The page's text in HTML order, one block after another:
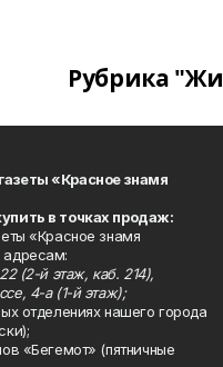
Рубрика
«Красное знамя
в точках продаж:
«Красное знамя
адресам:
(2-й этаж, каб. 214),
4-а (1-й этаж);
отделениях нашего города
«Бегемот» (пятничные